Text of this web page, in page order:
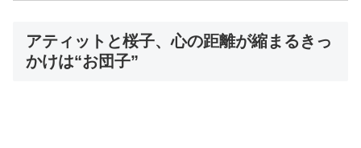
アティットと桜子、心の距離が縮まるきっ
かけは“お団子”